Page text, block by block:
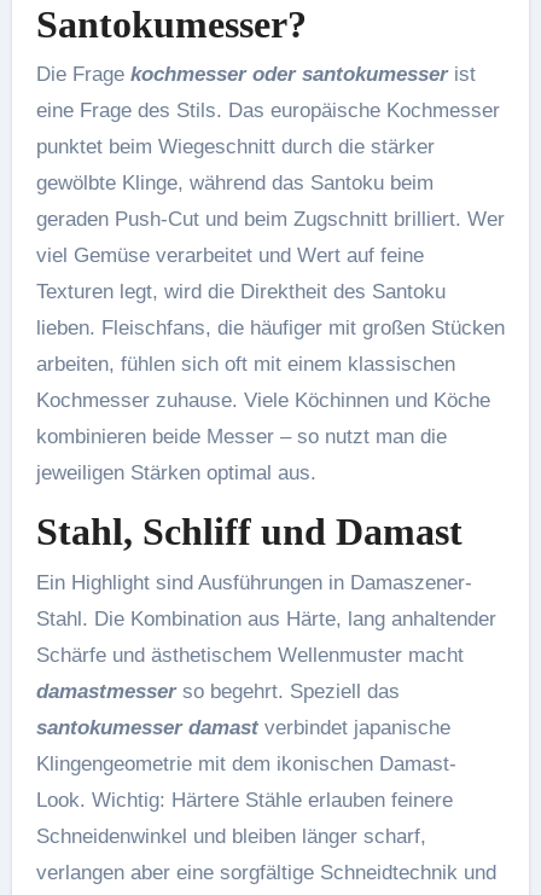
Santokumesser?
Die Frage kochmesser oder santokumesserist
eine Frage des Stils. Das europäische Kochmesser
punktet beim Wiegeschnitt durch die stärker
gewölbte Klinge, während das Santoku beim
geraden Push-Cut und beim Zugschnitt brilliert. Wer
viel Gemüse verarbeitet und Wert auf feine
Texturen legt, wird die Direktheit des Santoku
lieben. Fleischfans, die häufiger mit großen Stücken
arbeiten, fühlen sich oft mit einem klassischen
Kochmesser zuhause. Viele Köchinnen und Köche
kombinieren beide Messer – so nutzt man die
jeweiligen Stärken optimal aus.
Stahl, Schliff und Damast
Ein Highlight sind Ausführungen in Damaszener-
Stahl. Die Kombination aus Härte, lang anhaltender
Schärfe und ästhetischem Wellenmuster macht
damastmesserso begehrt. Speziell das
santokumesser damastverbindet japanische
Klingengeometrie mit dem ikonischen Damast-
Look. Wichtig: Härtere Stähle erlauben feinere
Schneidenwinkel und bleiben länger scharf,
verlangen aber eine sorgfältige Schneidtechnik und